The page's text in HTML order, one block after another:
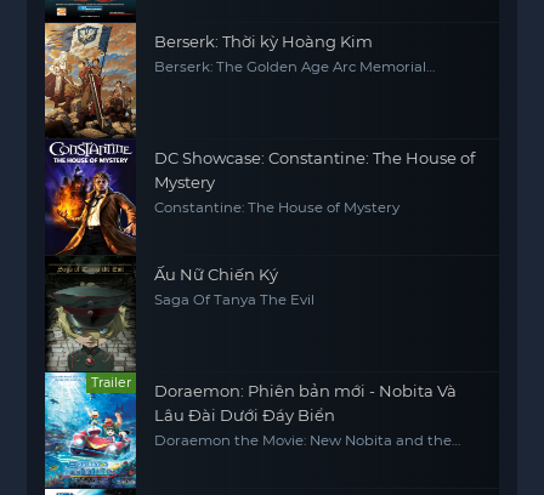
Berserk: Thời kỳ Hoàng Kim
Berserk: The Golden Age Arc Memorial
DC Showcase: Constantine: The House of
Mystery
Constantine: The House of Mystery
Ấu Nữ Chiến Ký
Saga Of Tanya The Evil
Trailer
Doraemon: Phiên bản mới - Nobita Và
Lâu Đài Dưới Đáy Biển
Doraemon the Movie: New Nobita and the